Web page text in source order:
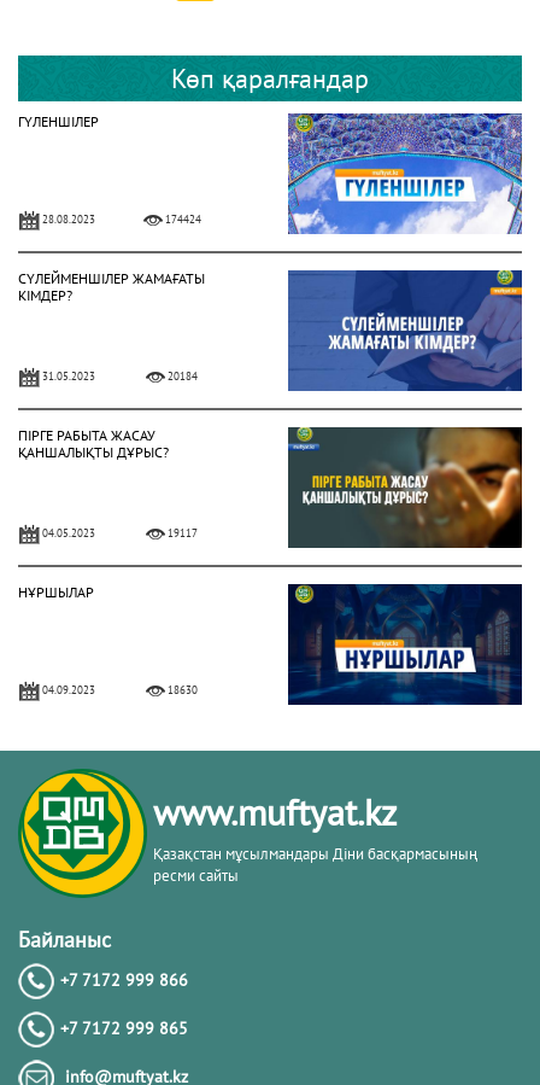
Көп қаралғандар
ГҮЛЕНШІЛЕР
28.08.2023 174424
СҮЛЕЙМЕНШІЛЕР ЖАМАҒАТЫ
КІМДЕР?
31.05.2023 20184
ПІРГЕ РАБЫТА ЖАСАУ
ҚАНШАЛЫҚТЫ ДҰРЫС?
04.05.2023 19117
НҰРШЫЛАР
04.09.2023 18630
СӘЛӘФИ АҒЫМЫНЫҢ
ЕРЕКШЕЛІКТЕРІ ҚАНДАЙ?
07.04.2023
08.11.2023
«ГҮЛЕНШІЛЕР» ҚОЗҒАЛЫСЫ
www.muftyat.kz
Қазақстан мұсылмандары Діни басқармасының
ресми сайты
Байланыс
+7 7172 999 866
+7 7172 999 865
info@muftyat.kz